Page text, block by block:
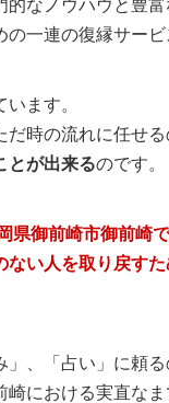
的なノウハウと豊
の一連の復縁サービ
ます。
だ時の流れに任せる
とが出来るのです。
県御前崎市御前崎
ない人を取り戻す
」、「占い」に頼る
崎における実直な